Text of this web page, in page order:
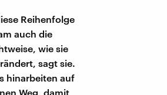
Reihenfolge
auch die
wie sie
sagt sie.
hinarbeiten auf
Weg, damit